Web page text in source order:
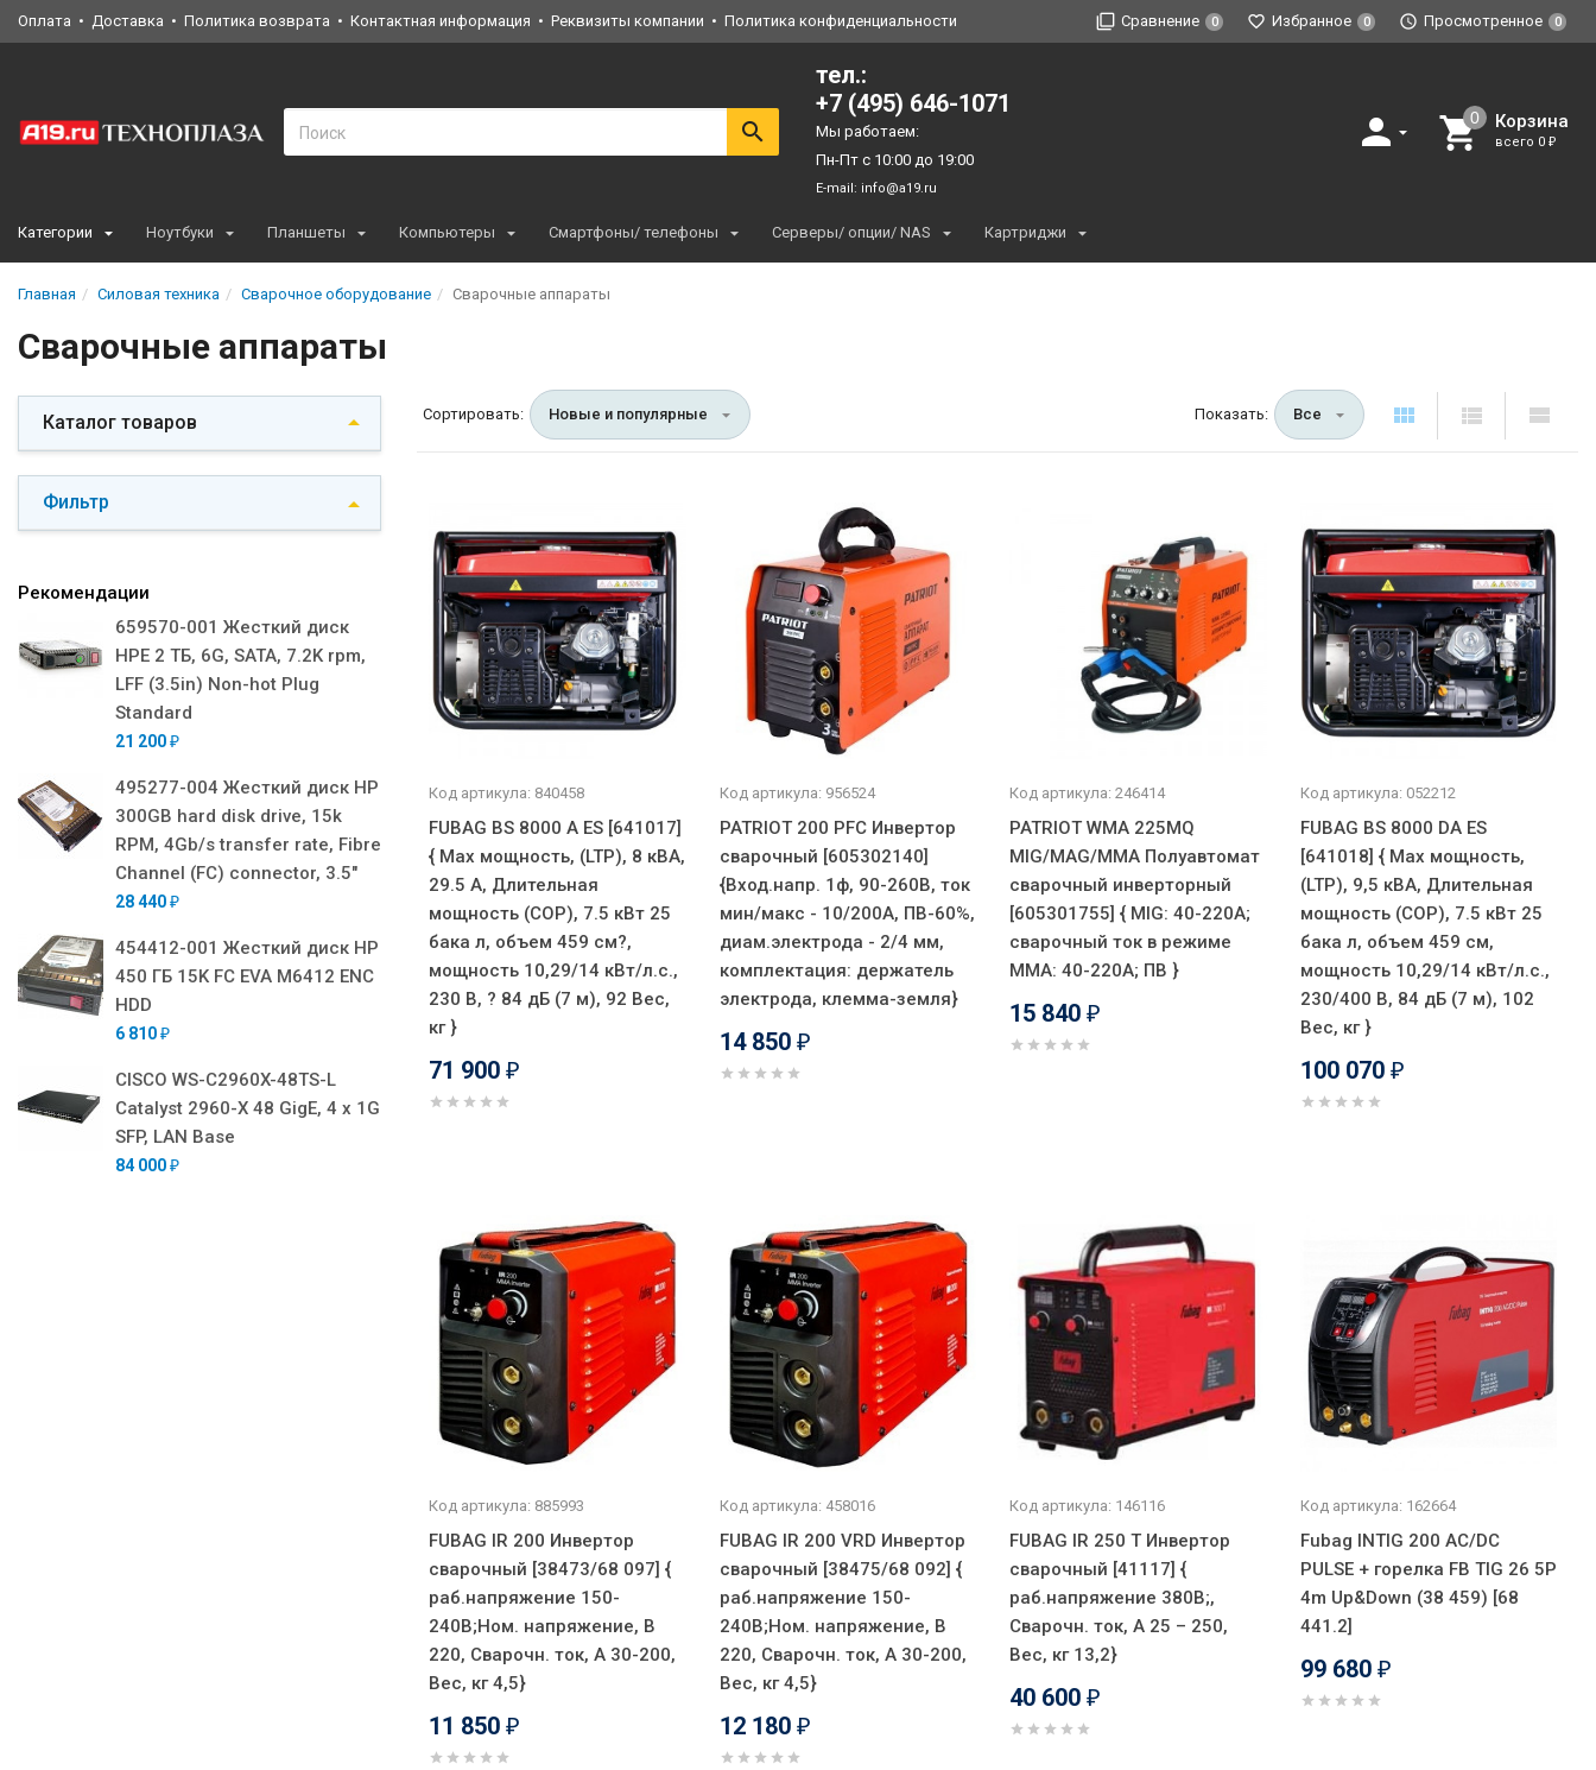
Оплата Доставка Политика возврата Контактная информация Реквизиты компании Политика конфиденциальности Сравнение 0 Избранное 0 Просмотренное 0
тел.:
+7 (495) 646-1071
Мы работаем:
Пн-Пт с 10:00 до 19:00
E-mail: info@a19.ru
Корзина
всего 0 ₽
Категории Ноутбуки Планшеты Компьютеры Смартфоны/ телефоны Серверы/ опции/ NAS Картриджи
Главная Силовая техника Сварочное оборудование Сварочные аппараты
Сварочные аппараты
Каталог товаров
Фильтр
Рекомендации
659570-001 Жесткий диск
HPE 2 ТБ, 6G, SATA, 7.2K rpm,
LFF (3.5in) Non-hot Plug
Standard
21 200 ₽
495277-004 Жесткий диск HP
300GB hard disk drive, 15k
RPM, 4Gb/s transfer rate, Fibre
Channel (FC) connector, 3.5"
28 440 ₽
454412-001 Жесткий диск HP
450 ГБ 15K FC EVA M6412 ENC
HDD
6 810 ₽
CISCO WS-C2960X-48TS-L
Catalyst 2960-X 48 GigE, 4 x 1G
SFP, LAN Base
84 000 ₽
Сортировать: Новые и популярные Показать: Все
Код артикула: 840458
FUBAG BS 8000 A ES [641017]
{ Мах мощность, (LTP), 8 кВА,
29.5 А, Длительная
мощность (COP), 7.5 кВт 25
бака л, объем 459 см?,
мощность 10,29/14 кВт/л.с.,
230 В, ? 84 дБ (7 м), 92 Вес,
кг }
71 900 ₽
Код артикула: 956524
PATRIOT 200 PFC Инвертор
сварочный [605302140]
{Вход.напр. 1ф, 90-260В, ток
мин/макс - 10/200А, ПВ-60%,
диам.электрода - 2/4 мм,
комплектация: держатель
электрода, клемма-земля}
14 850 ₽
Код артикула: 246414
PATRIOT WMA 225MQ
MIG/MAG/MMA Полуавтомат
сварочный инверторный
[605301755] { MIG: 40-220А;
сварочный ток в режиме
MMA: 40-220А; ПВ }
15 840 ₽
Код артикула: 052212
FUBAG BS 8000 DA ES
[641018] { Мах мощность,
(LTP), 9,5 кВА, Длительная
мощность (COP), 7.5 кВт 25
бака л, объем 459 см,
мощность 10,29/14 кВт/л.с.,
230/400 В, 84 дБ (7 м), 102
Вес, кг }
100 070 ₽
Код артикула: 885993
FUBAG IR 200 Инвертор
сварочный [38473/68 097] {
раб.напряжение 150-
240В;Ном. напряжение, В
220, Сварочн. ток, А 30-200,
Вес, кг 4,5}
11 850 ₽
Код артикула: 458016
FUBAG IR 200 VRD Инвертор
сварочный [38475/68 092] {
раб.напряжение 150-
240В;Ном. напряжение, В
220, Сварочн. ток, А 30-200,
Вес, кг 4,5}
12 180 ₽
Код артикула: 146116
FUBAG IR 250 T Инвертор
сварочный [41117] {
раб.напряжение 380В;,
Сварочн. ток, А 25 – 250,
Вес, кг 13,2}
40 600 ₽
Код артикула: 162664
Fubag INTIG 200 AC/DC
PULSE + горелка FB TIG 26 5P
4m Up&Down (38 459) [68
441.2]
99 680 ₽